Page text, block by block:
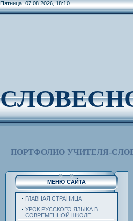
Пятница, 07.08.2026, 18:10
ПОРТФОЛИО УЧИТЕЛЯ-
МЕНЮ САЙТА
ГЛАВНАЯ СТРАНИЦА
УРОК РУССКОГО ЯЗЫКА В
СОВРЕМЕННОЙ ШКОЛЕ